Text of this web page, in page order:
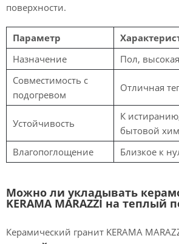
поверхности.
Параметр
Назначение
Пол,
Совместимость с
подогревом
Отличная
Устойчивость
К
бытовой
Влагопоглощение
Близкое к
Можно ли укладывать
KERAMA MARAZZI на теплый
Керамический гранит KERAMA